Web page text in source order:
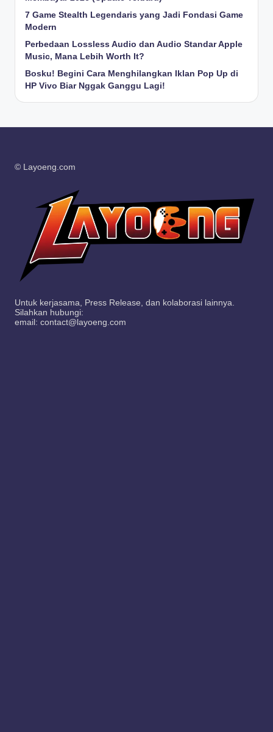
7 Game Stealth Legendaris yang Jadi Fondasi Game
Modern
Perbedaan Lossless Audio dan Audio Standar Apple
Music, Mana Lebih Worth It?
Bosku! Begini Cara Menghilangkan Iklan Pop Up di
HP Vivo Biar Nggak Ganggu Lagi!
© Layoeng.com
Untuk kerjasama, Press Release, dan kolaborasi lainnya.
Silahkan hubungi:
email: contact@layoeng.com